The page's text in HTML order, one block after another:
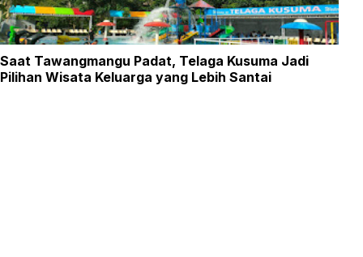
Saat Tawangmangu Padat, Telaga Kusuma Jadi
Pilihan Wisata Keluarga yang Lebih Santai